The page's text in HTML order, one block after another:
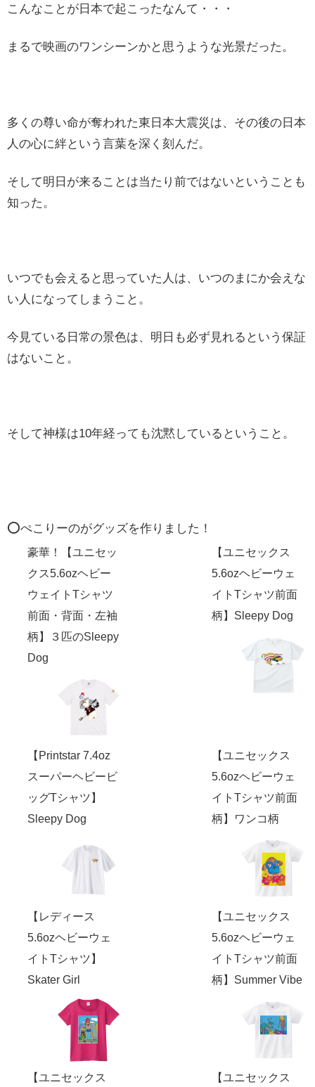
こんなことが日本で起こったなんて・・・
まるで映画のワンシーンかと思うような光景だった。
多くの尊い命が奪われた東日本大震災は、その後の日本
人の心に絆という言葉を深く刻んだ。
そして明日が来ることは当たり前ではないということも
知った。
いつでも会えると思っていた人は、いつのまにか会えな
い人になってしまうこと。
今見ている日常の景色は、明日も必ず見れるという保証
はないこと。
そして神様は10年経っても沈黙しているということ。
⭕️ぺこりーのがグッズを作りました！
豪華！【ユニセッ
クス5.6ozヘビー
ウェイトTシャツ
前面・背面・左袖
柄】３匹のSleepy
Dog
【ユニセックス
5.6ozヘビーウェ
イトTシャツ前面
柄】Sleepy Dog
【Printstar 7.4oz
スーパーヘビービ
ッグTシャツ】
Sleepy Dog
【ユニセックス
5.6ozヘビーウェ
イトTシャツ前面
柄】ワンコ柄
【レディース
5.6ozヘビーウェ
イトTシャツ】
Skater Girl
【ユニセックス
5.6ozヘビーウェ
イトTシャツ前面
柄】Summer Vibe
【ユニセックス
【ユニセックス